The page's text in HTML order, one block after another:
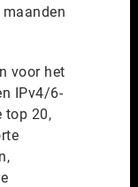
voor het
IPv4/6-
top 20,